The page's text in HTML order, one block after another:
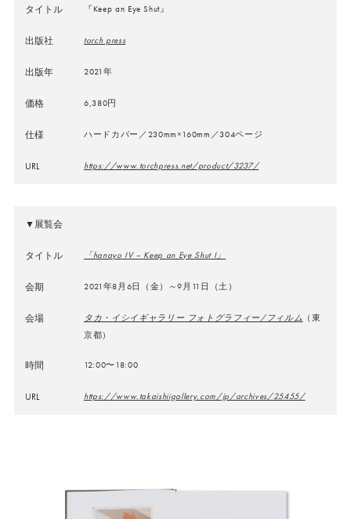
タイトル 『Keep an Eye Shut』
出版社 torch press
出版年 2021年
価格 6,380円
仕様 ハードカバー／230mm×160mm／304ページ
URL https://www.torchpress.net/product/3237/
▼展覧会
タイトル 「hanayo IV – Keep an Eye Shut I」
会期 2021年8月6日（金）～9月11日（土）
会場 タカ・イシイギャラリー フォトグラフィー/フィルム （東
京都）
時間 12:00〜18:00
URL https://www.takaishiigallery.com/jp/archives/25455/